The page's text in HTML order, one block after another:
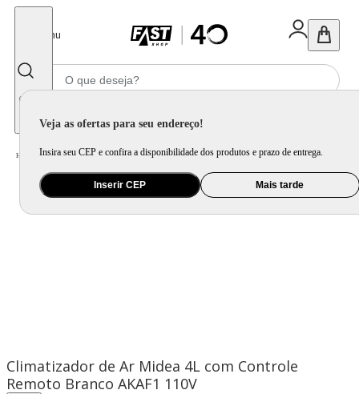
Menu
Veja as ofertas para seu endereço!
Insira seu CEP e confira a disponibilidade dos produtos e prazo de entrega.
Inserir CEP Mais tarde
Home Ar e Ventilação / Climatizador
Climatizador de Ar Midea 4L com Controle
Remoto Branco AKAF1 110V